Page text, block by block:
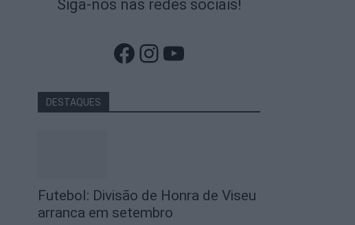
Siga-nos nas redes sociais!
Facebook
Instagram
YouTube
DESTAQUES
Futebol: Divisão de Honra de Viseu
arranca em setembro